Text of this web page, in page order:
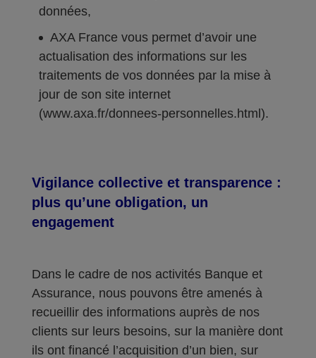
données,
AXA France vous permet d’avoir une
actualisation des informations sur les
traitements de vos données par la mise à
jour de son site internet
(www.axa.fr/donnees-personnelles.html).
Vigilance collective et transparence :
plus qu’une obligation, un
engagement
Dans le cadre de nos activités Banque et
Assurance, nous pouvons être amenés à
recueillir des informations auprès de nos
clients sur leurs besoins, sur la manière dont
ils ont financé l’acquisition d’un bien, sur